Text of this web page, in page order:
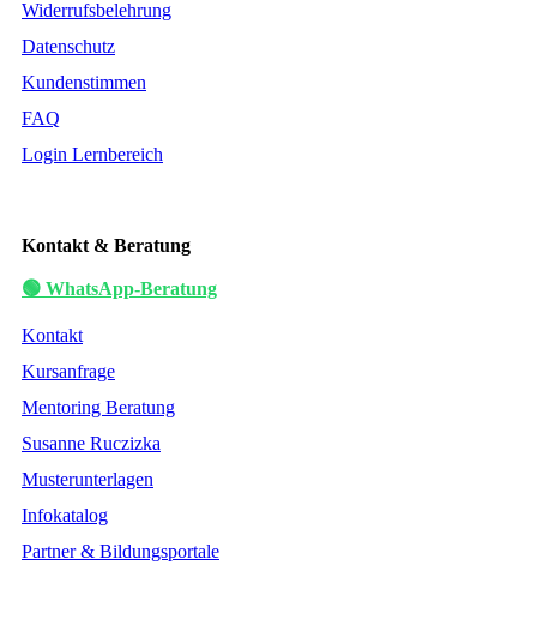
Widerrufsbelehrung
Datenschutz
Kundenstimmen
FAQ
Login Lernbereich
Kontakt & Beratung
🟢 WhatsApp-Beratung
Kontakt
Kursanfrage
Mentoring Beratung
Susanne Ruczizka
Musterunterlagen
Infokatalog
Partner & Bildungsportale